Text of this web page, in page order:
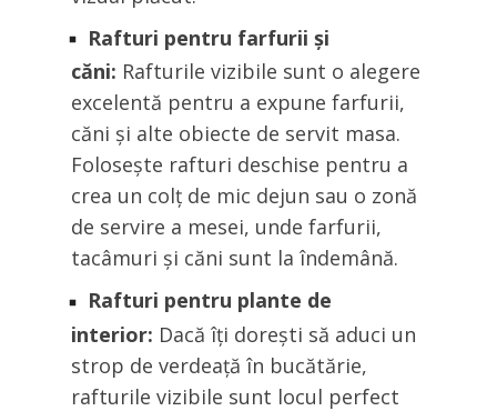
Rafturi pentru farfurii și
căni: Rafturile vizibile sunt o alegere
excelentă pentru a expune farfurii,
căni și alte obiecte de servit masa.
Folosește rafturi deschise pentru a
crea un colț de mic dejun sau o zonă
de servire a mesei, unde farfurii,
tacâmuri și căni sunt la îndemână.
Rafturi pentru plante de
interior: Dacă îți dorești să aduci un
strop de verdeață în bucătărie,
rafturile vizibile sunt locul perfect